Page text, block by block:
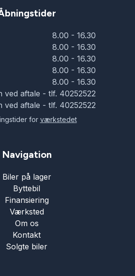
8.00 - 16.30
8.00 - 16.30
8.00 - 16.30
8.00 - 16.30
8.00 - 16.30
ved aftale - tlf. 40252522
ved aftale - tlf. 40252522
for værkstedet
Navigation
Biler på lager
Byttebil
Finansiering
Værksted
Om os
Kontakt
Solgte biler